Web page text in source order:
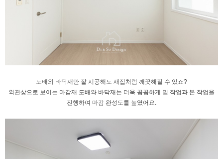
도배와 바닥재만 잘 시공해도 새집처럼 깨끗해질 수 있죠?
외관상으로 보이는 마감재 도배와 바닥재는 더욱 꼼꼼하게 밑 작업과 본 작업을
진행하여 마감 완성도를 높였어요.